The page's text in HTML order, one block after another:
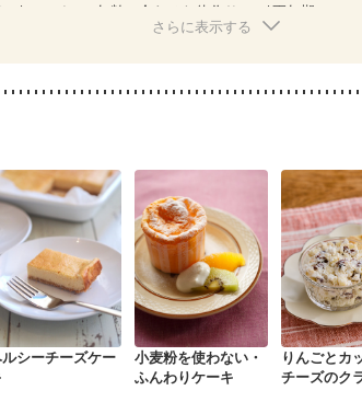
フレイル（年齢に合わせた体作り） 更年期
さらに表示する
シーチーズケー
小麦粉を使わない・
ふんわりケーキ
りんごとカ
チーズのク